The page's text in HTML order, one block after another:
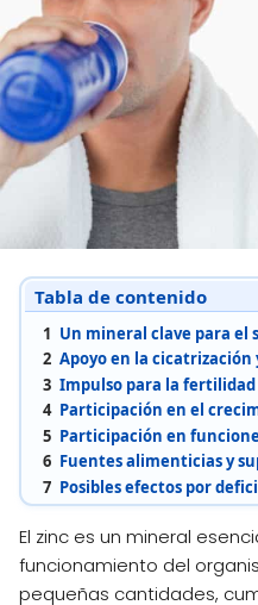
Tabla de contenido
1 Un mineral clave para el
2 Apoyo en la cicatrización
3 Impulso para la
4 Participación en el
5 Participación en
6 Fuentes alimenticias y
7 Posibles efectos por
El zinc es un mineral
funcionamiento del
pequeñas cantidades,